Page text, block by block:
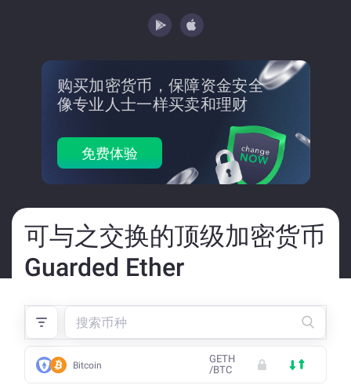
购买加密货币，保障资金安全
像专业人士一样买卖和理财
免费体验
可与之交换的顶级加密货币
Guarded Ether
Bitcoin
GETH
/BTC